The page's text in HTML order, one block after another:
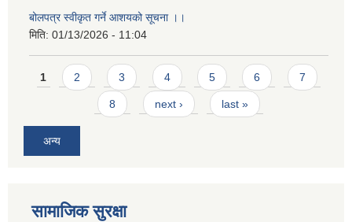
बोलपत्र स्वीकृत गर्ने आशयको सूचना ।।
मिति: 01/13/2026 - 11:04
Pages
1 2 3 4 5 6 7
8 next › last »
अन्य
सामाजिक सुरक्षा